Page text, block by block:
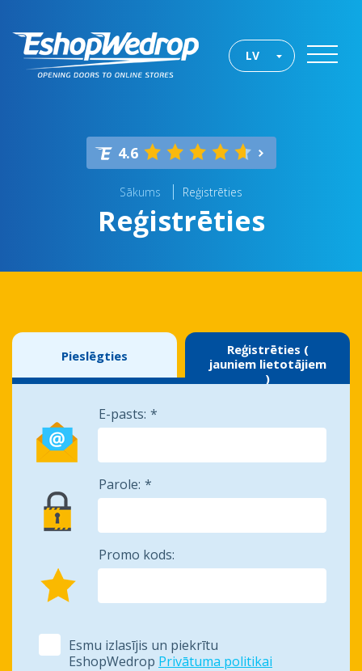
LV
4.6
Sākums Reģistrēties
Reģistrēties
Pieslēgties
Reģistrēties (
jauniem lietotājiem
)
E-pasts:
Parole:
Promo kods:
Esmu izlasījis un piekrītu
EshopWedrop Privātuma politikai